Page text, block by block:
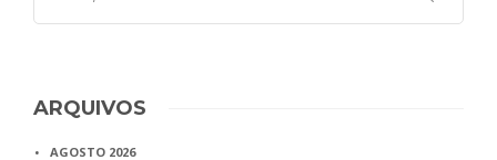
ARQUIVOS
AGOSTO 2026